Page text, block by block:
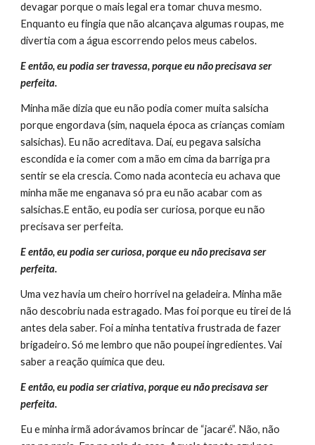
devagar porque o mais legal era tomar chuva mesmo.
Enquanto eu fingia que não alcançava algumas roupas, me
divertia com a água escorrendo pelos meus cabelos.
E então, eu podia ser travessa, porque eu não precisava ser
perfeita.
Minha mãe dizia que eu não podia comer muita salsicha
porque engordava (sim, naquela época as crianças comiam
salsichas). Eu não acreditava. Daí, eu pegava salsicha
escondida e ia comer com a mão em cima da barriga pra
sentir se ela crescia. Como nada acontecia eu achava que
minha mãe me enganava só pra eu não acabar com as
salsichas.E então, eu podia ser curiosa, porque eu não
precisava ser perfeita.
E então, eu podia ser curiosa, porque eu não precisava ser
perfeita.
Uma vez havia um cheiro horrível na geladeira. Minha mãe
não descobriu nada estragado. Mas foi porque eu tirei de lá
antes dela saber. Foi a minha tentativa frustrada de fazer
brigadeiro. Só me lembro que não poupei ingredientes. Vai
saber a reação química que deu.
E então, eu podia ser criativa, porque eu não precisava ser
perfeita.
Eu e minha irmã adorávamos brincar de “jacaré”. Não, não